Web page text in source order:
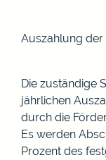
Auszahlung
Die zuständige
jährlichen
durch die
Es werden
Prozent des